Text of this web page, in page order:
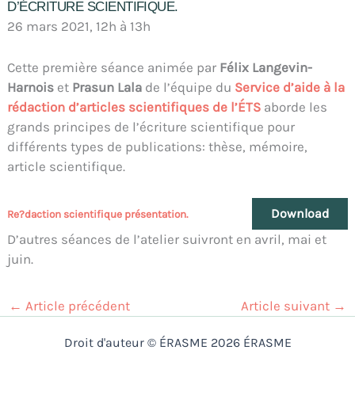
D’ÉCRITURE SCIENTIFIQUE.
26 mars 2021, 12h à 13h
Cette première séance animée par Félix Langevin-
Harnois et Prasun Lala de l’équipe du Service d’aide à la
rédaction d’articles scientifiques de l’ÉTS aborde les
grands principes de l’écriture scientifique pour
différents types de publications: thèse, mémoire,
article scientifique.
Re?daction scientifique présentation. Download
D’autres séances de l’atelier suivront en avril, mai et
juin.
← Article précédent Article suivant →
Droit d'auteur © ÉRASME 2026 ÉRASME